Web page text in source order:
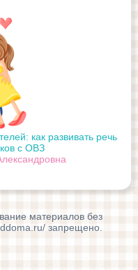
как развивать речь
с ОВЗ
материалов без
запрещено.